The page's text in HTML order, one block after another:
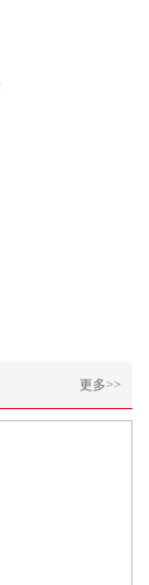
更多>>